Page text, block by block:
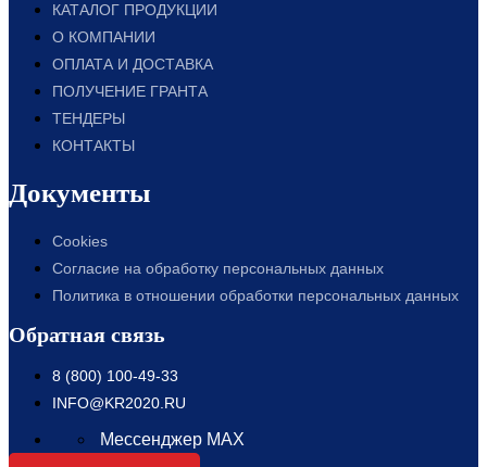
КАТАЛОГ ПРОДУКЦИИ
О КОМПАНИИ
ОПЛАТА И ДОСТАВКА
ПОЛУЧЕНИЕ ГРАНТА
ТЕНДЕРЫ
КОНТАКТЫ
Документы
Cookies
Согласие на обработку персональных данных
Политика в отношении обработки персональных данных
Обратная связь
8 (800) 100-49-33
INFO@KR2020.RU
Мессенджер MAX